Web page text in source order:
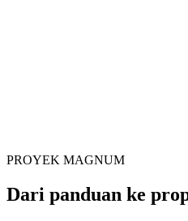
PROYEK MAGNUM
Dari panduan ke